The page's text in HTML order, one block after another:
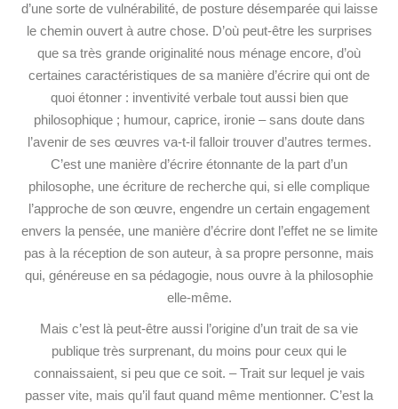
d’une sorte de vulnérabilité, de posture désemparée qui laisse
le chemin ouvert à autre chose. D’où peut-être les surprises
que sa très grande originalité nous ménage encore, d’où
certaines caractéristiques de sa manière d’écrire qui ont de
quoi étonner : inventivité verbale tout aussi bien que
philosophique ; humour, caprice, ironie – sans doute dans
l’avenir de ses œuvres va-t-il falloir trouver d’autres termes.
C’est une manière d’écrire étonnante de la part d’un
philosophe, une écriture de recherche qui, si elle complique
l’approche de son œuvre, engendre un certain engagement
envers la pensée, une manière d’écrire dont l’effet ne se limite
pas à la réception de son auteur, à sa propre personne, mais
qui, généreuse en sa pédagogie, nous ouvre à la philosophie
elle-même.
Mais c’est là peut-être aussi l’origine d’un trait de sa vie
publique très surprenant, du moins pour ceux qui le
connaissaient, si peu que ce soit. – Trait sur lequel je vais
passer vite, mais qu’il faut quand même mentionner. C’est la